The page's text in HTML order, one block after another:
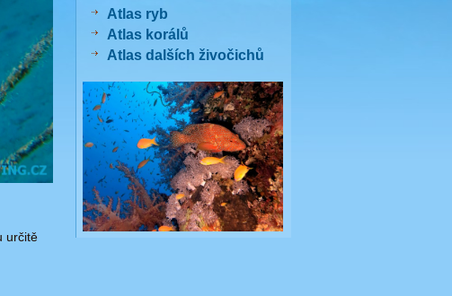
určitě
Atlas ryb
Atlas korálů
Atlas dalších živočichů